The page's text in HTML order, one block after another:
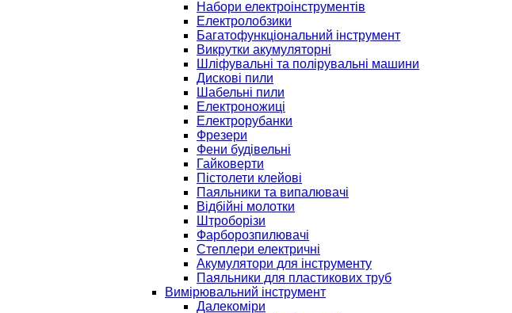
Набори електроінструментів
Електролобзики
Багатофункціональний інструмент
Викрутки акумуляторні
Шліфувальні та полірувальні машини
Дискові пили
Шабельні пили
Електроножиці
Електрорубанки
Фрезери
Фени будівельні
Гайковерти
Пістолети клейові
Паяльники та випалювачі
Відбійні молотки
Штроборізи
Фарборозпилювачі
Степлери електричні
Акумулятори для інструменту
Паяльники для пластикових труб
Вимірювальний інструмент
Далекоміри